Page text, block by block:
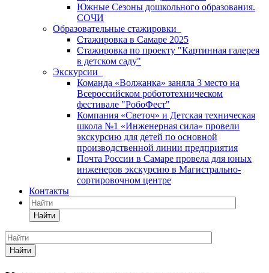
Южные Сезоны дошкольного образования.
СОЧИ
Образовательные стажировки
Стажировка в Самаре 2025
Стажировка по проекту "Картинная галерея
в детском саду"
Экскурсии
Команда «Волжанка» заняла 3 место на
Всероссийском робототехническом
фестивале "РобоФест"
Компания «Светоч» и Детская техническая
школа №1 «Инженерная сила» провели
экскурсию для детей по основной
производственной линии предприятия
Почта России в Самаре провела для юных
инженеров экскурсию в Магистрально-
сортировочном центре
Контакты
Найти
Найти